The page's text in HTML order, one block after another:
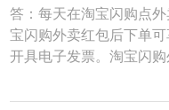
答：每天在淘宝闪购点
宝闪购外卖红包后下单
开具电子发票。淘宝闪
方式：1、淘宝闪购外
机淘宝APP，顶部选择